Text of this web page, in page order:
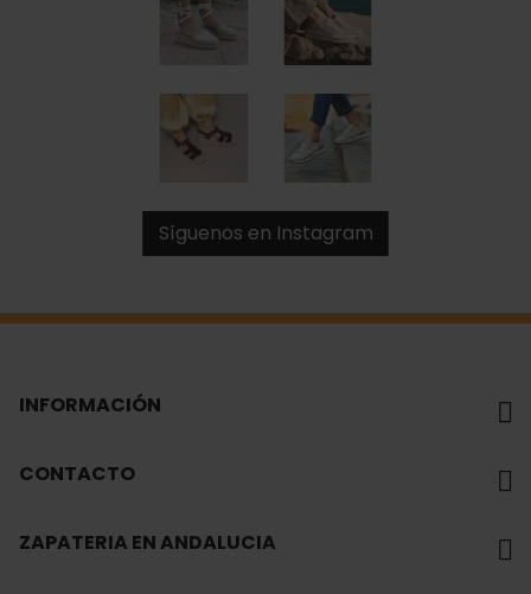
Síguenos en Instagram
INFORMACIÓN
CONTACTO
ZAPATERIA EN ANDALUCIA